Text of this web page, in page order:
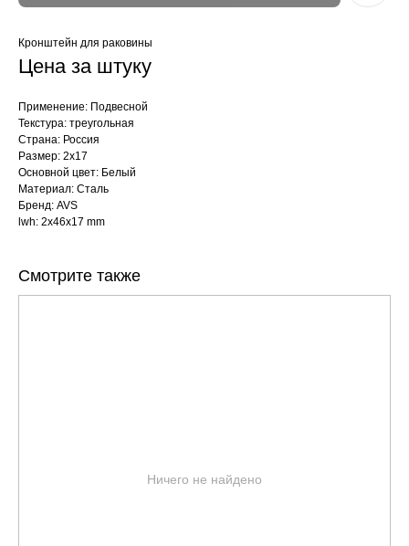
Кронштейн для раковины
Цена за штуку
Применение: Подвесной
Текстура: треугольная
Страна: Россия
Размер: 2x17
Основной цвет: Белый
Материал: Сталь
Бренд: AVS
lwh: 2x46x17 mm
Смотрите также
Ничего не найдено